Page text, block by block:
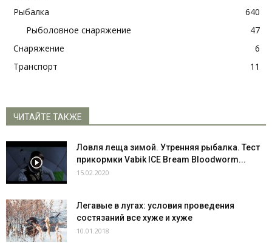
Рыбалка
640
Рыболовное снаряжение
47
Снаряжение
6
Транспорт
11
ЧИТАЙТЕ ТАКЖЕ
Ловля леща зимой. Утренняя рыбалка. Тест
прикормки Vabik ICE Bream Bloodworm...
15.02.2020
Легавые в лугах: условия проведения
состязаний все хуже и хуже
10.01.2018